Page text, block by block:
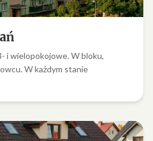
i wielopokojowe. W bloku,
W każdym stanie